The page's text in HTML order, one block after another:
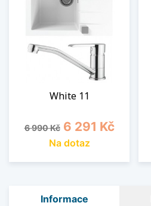
White 11
Běžná cena
6 990 Kč Cena
6 291 Kč
Na dotaz
Informace